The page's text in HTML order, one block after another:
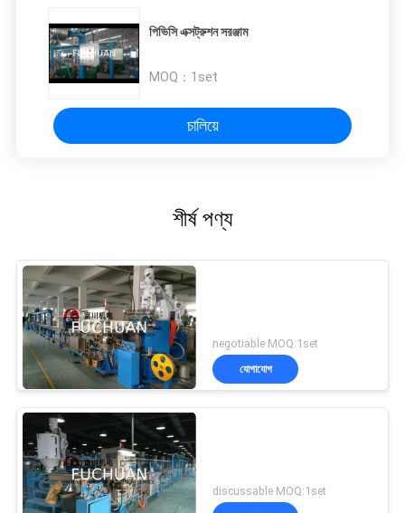
পিভিসি এক্সট্রুশন সরঞ্জাম
MOQ： 1set
চালিয়ে
শীর্ষ পণ্য
negotiable MOQ:1set
যোগাযোগ
discussable MOQ:1set